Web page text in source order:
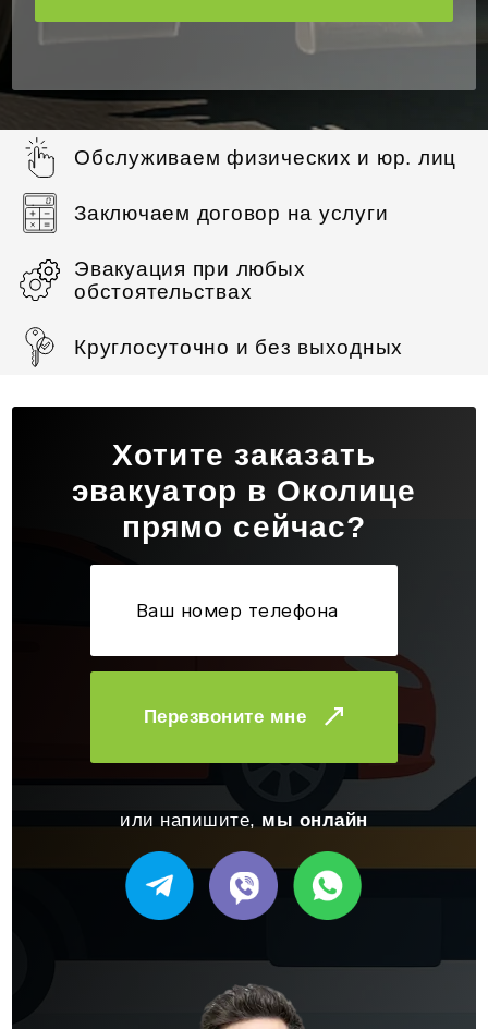
Обслуживаем физических и юр. лиц
Заключаем договор на услуги
Эвакуация при любых
обстоятельствах
Круглосуточно и без выходных
Хотите заказать
эвакуатор в Околице
прямо сейчас?
Перезвоните мне
или напишите, мы онлайн